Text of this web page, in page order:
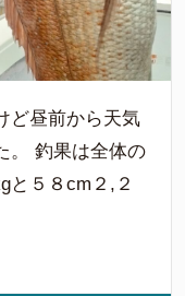
ど昼前から天気
。 釣果は全体の
と５８cm２,２